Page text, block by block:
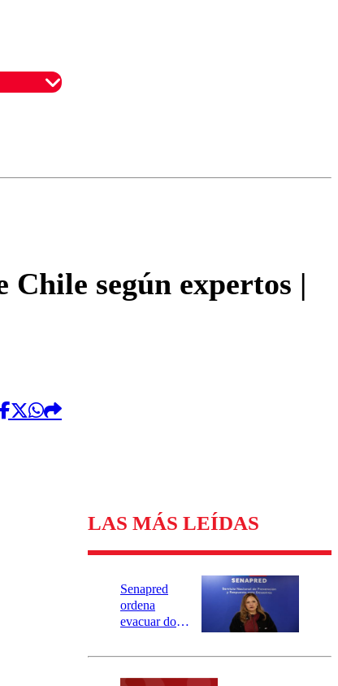
según expertos |
LAS MÁS LEÍDAS
Senapred
ordena
evacuar dos
Carahue por